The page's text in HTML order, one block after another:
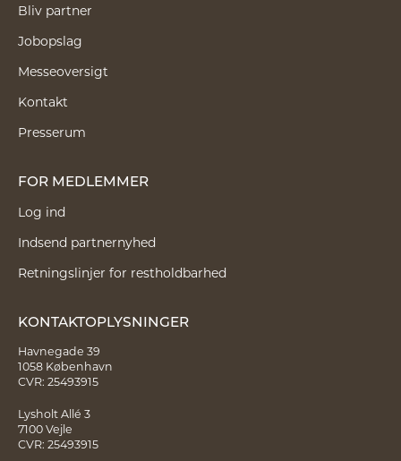
Bliv partner
Jobopslag
Messeoversigt
Kontakt
Presserum
FOR MEDLEMMER
Log ind
Indsend partnernyhed
Retningslinjer for restholdbarhed
KONTAKTOPLYSNINGER
Havnegade 39
1058 København
CVR: 25493915
Lysholt Allé 3
7100 Vejle
CVR: 25493915